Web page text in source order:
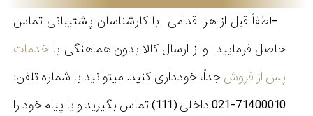
-لطفاً قبل از هر اقدامی با کارشناسان پشتیبانی تماس
حاصل فرمایید و از ارسال کالا بدون هماهنگی باخدمات
پس از فروشجداً، خودداری کنید. میتوانید با شماره تلفن:
71400010-021 داخلی (111) تماس بگیرید و یا پیام خود را